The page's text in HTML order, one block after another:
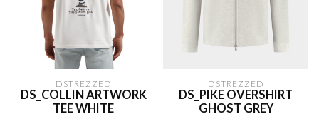
DSTREZZED
DS_COLLIN ARTWORK
TEE WHITE
DSTREZZED
DS_PIKE OVERSHIRT
GHOST GREY